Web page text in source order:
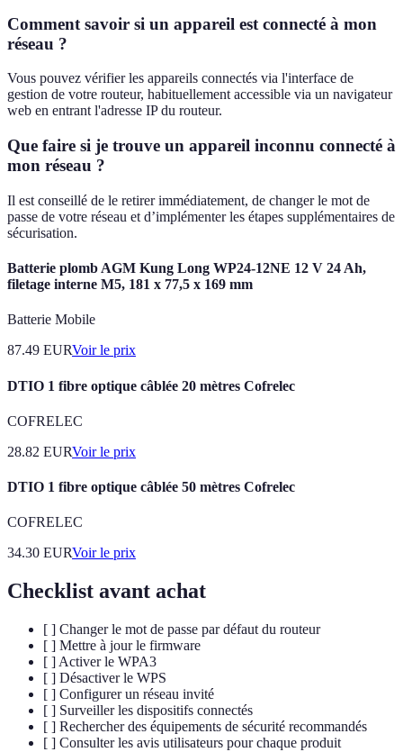
Comment savoir si un appareil est connecté à mon
réseau ?
Vous pouvez vérifier les appareils connectés via l'interface de
gestion de votre routeur, habituellement accessible via un navigateur
web en entrant l'adresse IP du routeur.
Que faire si je trouve un appareil inconnu connecté à
mon réseau ?
Il est conseillé de le retirer immédiatement, de changer le mot de
passe de votre réseau et d’implémenter les étapes supplémentaires de
sécurisation.
Batterie plomb AGM Kung Long WP24-12NE 12 V 24 Ah,
filetage interne M5, 181 x 77,5 x 169 mm
Batterie Mobile
87.49 EURVoir le prix
DTIO 1 fibre optique câblée 20 mètres Cofrelec
COFRELEC
28.82 EURVoir le prix
DTIO 1 fibre optique câblée 50 mètres Cofrelec
COFRELEC
34.30 EURVoir le prix
Checklist avant achat
[ ] Changer le mot de passe par défaut du routeur
[ ] Mettre à jour le firmware
[ ] Activer le WPA3
[ ] Désactiver le WPS
[ ] Configurer un réseau invité
[ ] Surveiller les dispositifs connectés
[ ] Rechercher des équipements de sécurité recommandés
[ ] Consulter les avis utilisateurs pour chaque produit